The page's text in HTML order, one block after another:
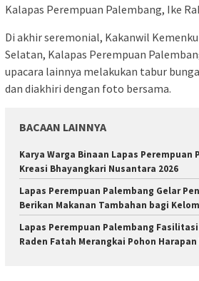
Kalapas Perempuan Palembang, Ike
Di akhir seremonial, Kakanwil
Selatan, Kalapas Perempuan
upacara lainnya melakukan tabur
dan diakhiri dengan foto bersama.
BACAAN LAINNYA
Karya Warga Binaan Lapas Perempuan
Kreasi Bhayangkari Nusantara 2026
Lapas Perempuan Palembang Gelar
Berikan Makanan Tambahan bagi
Lapas Perempuan Palembang Fasilitasi
Raden Fatah Merangkai Pohon